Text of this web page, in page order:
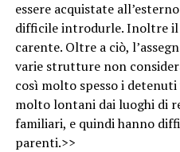
essere acquistate
difficile introdurle. Inoltre il
carente. Oltre a ciò,
varie strutture non
così molto spesso i
molto lontani dai luoghi di
familiari, e quindi hanno
parenti.>>